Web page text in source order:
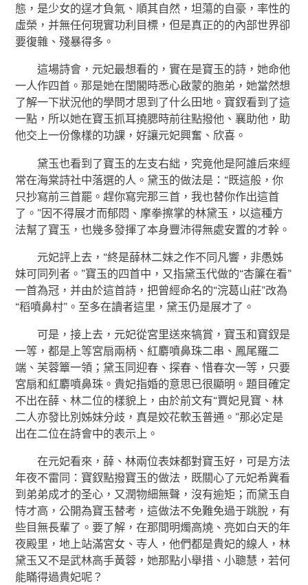
態，是少女的逞才負氣、順其自然，坦蕩的自豪，率性的
虛榮，并無任何現實功利目標，但是真正的的內部世界卻
要復雜、殘暴得多。
這場詩會，元妃最想看的，實在是寶玉的詩，她命他
一人作四首。那是她在閨閣時悉心啟蒙的胞弟，她當然想
了解一下狀況他的學問才思到了什么田地。寶釵看到了這
一點，所以她在寶玉抓耳撓腮時前往點撥他、襄助他，助
他交上一份像樣的功課，好讓元妃興奮、欣喜。
黛玉也看到了寶玉的左支右絀，究竟他是阿誰后來經
常在海棠詩社中落選的人。黛玉的做法是：“既這般，你
只抄寫前三首罷。趕你寫完那三首，我也替你作出這首
了。”因不得展才而郁悶、摩拳擦掌的林黛玉，以這種方
法幫了寶玉，也幾多發揮了本身豐沛得無處安置的才幹。
元妃評上去，“終是薛林二妹之作不同凡響，非愚姊
妹可同列者。”寶玉的四首中，又指黛玉代做的“杏簾在看”
一首為冠，并由於這首詩，把曾經命名的“浣葛山莊”改為
“稻噴鼻村”。至多在讀者這里，黛玉仍是展才了。
可是，接上去，元妃從宮里送來犒賞，寶玉和寶釵是
一等，都是上等宮扇兩柄、紅麝噴鼻珠二串、鳳尾羅二
端、芙蓉簟一領；黛玉同迎春、探春、惜春次一等，只要
宮扇和紅麝噴鼻珠。貴妃指婚的意思已很顯明。題目確定
不出在薛、林二位的樣貌上，由於前文有“賈妃見寶、林
二人亦發比別姊妹分歧，真是姣花軟玉普通。”那必定是
出在二位在詩會中的表示上。
在元妃看來，薛、林兩位表妹都對寶玉好，可是方法
年夜不雷同：寶釵點撥寶玉的做法，既關心了元妃希冀看
到弟弟成才的圣心，又潤物細無聲，沒有逾矩；而黛玉自
恃才高，公開為寶玉替考，這做法不免難免過于跳脫，有
些目無長輩了。要了解，在那間明燭高燒、亮如白天的年
夜殿里，地上站滿宮女、寺人，他們都是貴妃的線人，林
黛玉又不是武林高手黃蓉，她那點小舉措、小聰慧，若何
能瞞得過貴妃呢？